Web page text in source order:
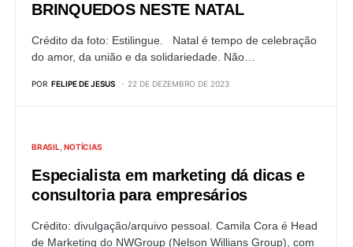
BRINQUEDOS NESTE NATAL
Crédito da foto: Estilingue. Natal é tempo de celebração
do amor, da união e da solidariedade. Não…
POR FELIPE DE JESUS 22 DE DEZEMBRO DE 2023
BRASIL NOTÍCIAS
Especialista em marketing dá dicas e
consultoria para empresários
Crédito: divulgação/arquivo pessoal. Camila Cora é Head
de Marketing do NWGroup (Nelson Willians Group), com